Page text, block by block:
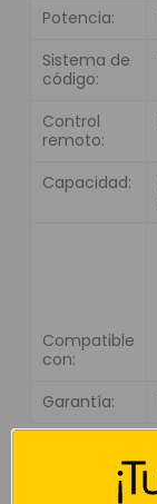
Potencia:
Sistema de
código:
Control
remoto:
Capacidad:
Compatible
con:
Garantía: